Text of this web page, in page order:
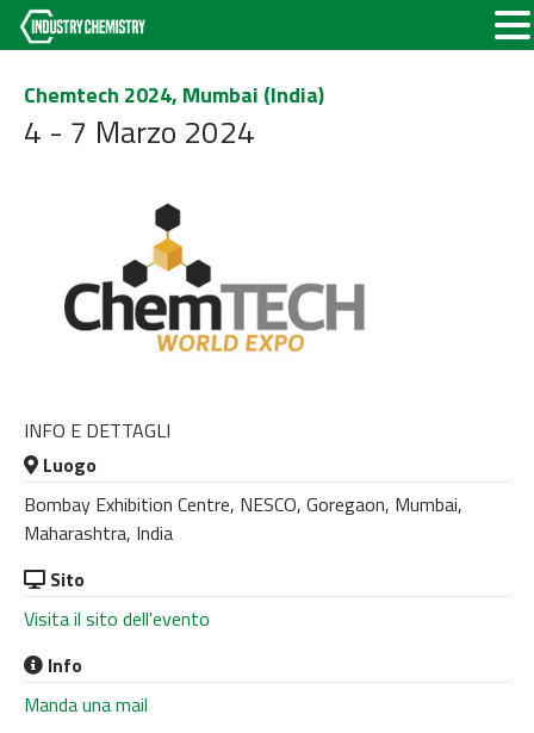
Chemtech 2024, Mumbai (India)
4 - 7 Marzo 2024
INFO E DETTAGLI
Luogo
Bombay Exhibition Centre, NESCO, Goregaon, Mumbai,
Maharashtra, India
Sito
Visita il sito dell'evento
Info
Manda una mail